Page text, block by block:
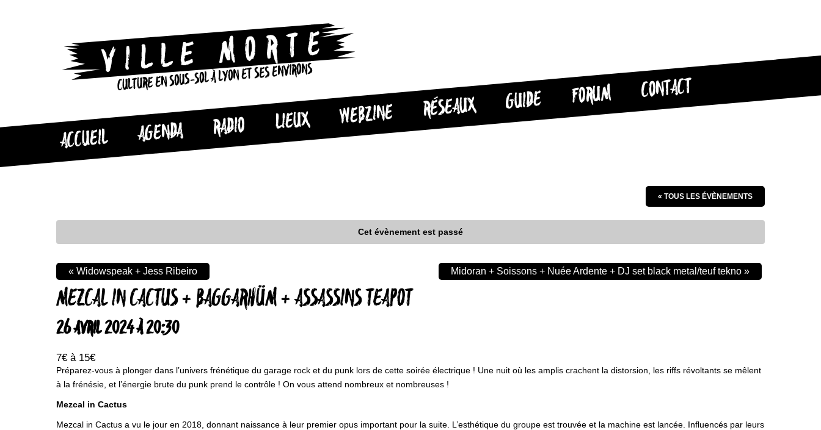
CULTURE EN SOUS-SOL À LYON ET SES ENVIRONS
ACCUEIL AGENDA RADIO LIEUX WEBZINE RÉSEAUX GUIDE FORUM CONTACT
« TOUS LES ÉVÈNEMENTS
Cet évènement est passé
MEZCAL IN CACTUS + BAGGARHÜM + ASSASSINS TEAPOT
26 AVRIL 2024 À 20:30
7€ à 15€
« Widowspeak + Jess Ribeiro Midoran + Soissons + Nuée Ardente + DJ set black metal/teuf tekno »
Préparez-vous à plonger dans l’univers frénétique du garage rock et du punk lors de cette soirée électrique ! Une nuit où les amplis crachent la distorsion, les riffs révoltants se mêlent
à la frénésie, et l’énergie brute du punk prend le contrôle ! On vous attend nombreux et nombreuses !
Mezcal in Cactus
Mezcal in Cactus a vu le jour en 2018, donnant naissance à leur premier opus important pour la suite. L’esthétique du groupe est trouvée et la machine est lancée. Influencés par leurs